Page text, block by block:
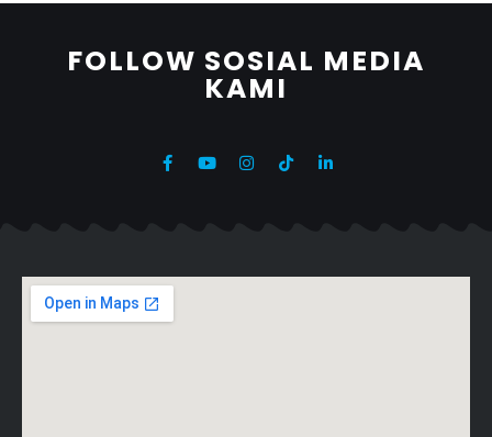
FOLLOW SOSIAL MEDIA
KAMI